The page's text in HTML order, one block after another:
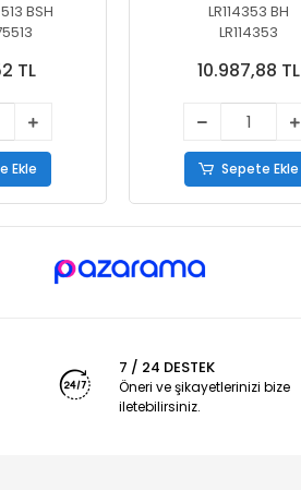
BSH
TL
Ekle
LR114353 BH
LR114353
10.987,88 TL
Sepete Ekle
7 / 24 DESTEK
Öneri ve şikayetlerinizi bize
iletebilirsiniz.